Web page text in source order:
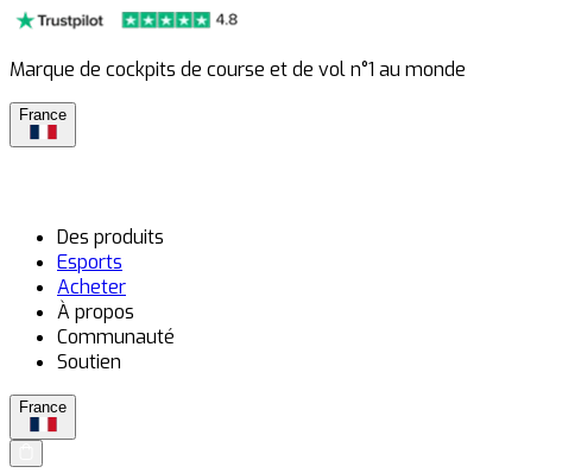
Marque de cockpits de course et de vol n°1 au monde
France
Des produits
Esports
Acheter
À propos
Communauté
Soutien
France